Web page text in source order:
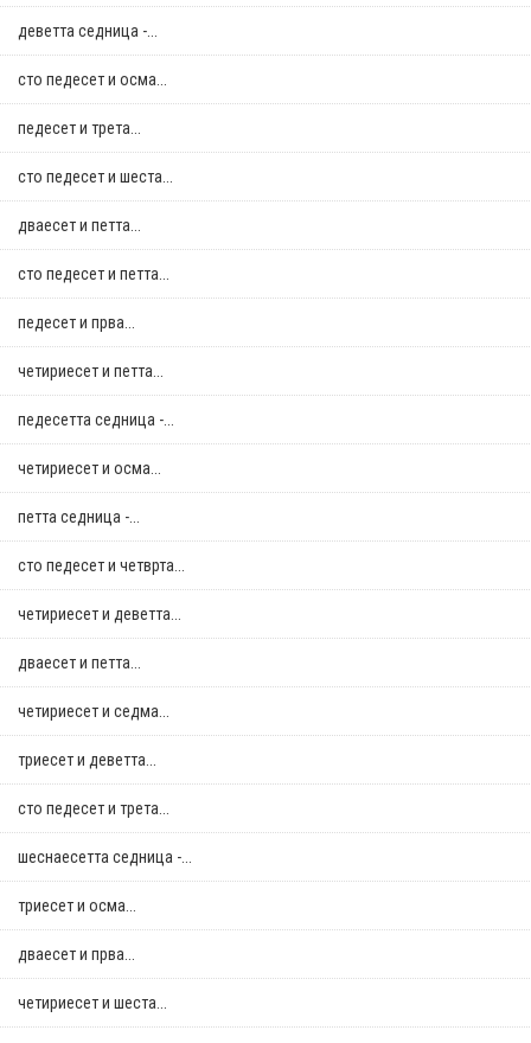
деветта седница -...
сто педесет и осма...
педесет и трета...
сто педесет и шеста...
дваесет и петта...
сто педесет и петта...
педесет и прва...
четириесет и петта...
педесетта седница -...
четириесет и осма...
петта седница -...
сто педесет и четврта...
четириесет и деветта...
дваесет и петта...
четириесет и седма...
триесет и деветта...
сто педесет и трета...
шеснаесетта седница -...
триесет и осма...
дваесет и прва...
четириесет и шеста...